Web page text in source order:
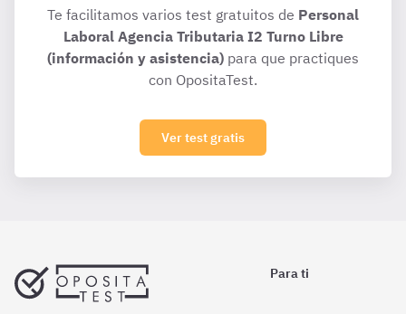
Te facilitamos varios test gratuitos de Personal
Laboral Agencia Tributaria I2 Turno Libre
(información y asistencia) para que practiques
con OpositaTest.
Ver test gratis
Para ti